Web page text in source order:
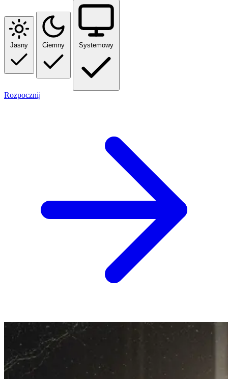
Jasny Ciemny Systemowy
Rozpocznij